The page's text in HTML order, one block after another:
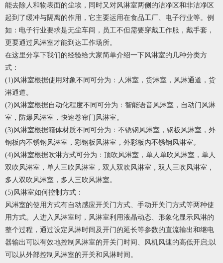
能去除人和物表面的尘埃，同时又对风淋室两侧的洁净区和非洁净区
起到了缓冲与隔离的作用，它主要运用在食品工厂、电子行业等。例
如：电子行业要求是无尘车间，员工不但需要穿戴工作服，戴手套，
更要通过风淋室才能到达工作场所。
在这里分享下我们的经验给大家简单介绍一下风淋室的几种分类方
式：
(1)风淋室根据使用对象不同可分为：人淋室，货淋室，风淋通道，货
淋通道。
(2)风淋室根据自动化程度不同可分为：智能语音风淋室，自动门风淋
室，防爆风淋室，快速卷帘门风淋室。
(3)风淋室根据箱体材质不同可分为：不锈钢风淋室，钢板风淋室，外
钢板内不锈钢风淋室，彩钢板风淋室，外彩板内不锈钢风淋室。
(4)风淋室根据吹淋方式可分为：顶吹风淋室，单人单吹风淋室，单人
双吹风淋室，单人三吹风淋室，双人双吹风淋室，双人三吹风淋室，
多人双吹风淋室，多人三吹风淋室。
(5)风淋室如何控制方式：
风淋室的使用方式有自动感应开关门方式、手动开关门方式等两种使
用方式。人进入风淋室时，风淋室利用液晶动态、形象化显示风淋的
整个过程，通过设定风淋时间及开门的延长等参数的直流输出和继电
器输出可以有效地控制风淋室的开关门时间、风机风速的高低开启;以
可以从外部控制风淋室的开关和风淋时间。